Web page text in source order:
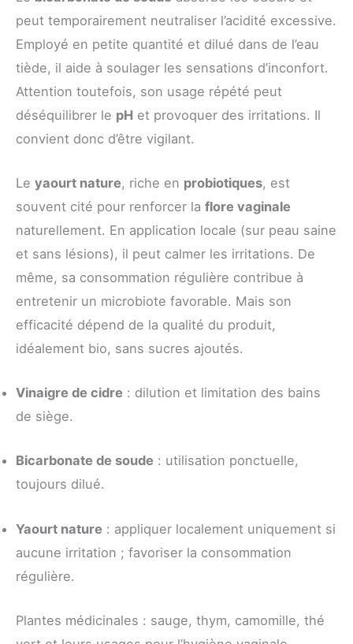
peut temporairement neutraliser l’acidité excessive.
Employé en petite quantité et dilué dans de l’eau
tiède, il aide à soulager les sensations d’inconfort.
Attention toutefois, son usage répété peut
déséquilibrer le pH et provoquer des irritations. Il
convient donc d’être vigilant.
Le yaourt nature, riche en probiotiques, est
souvent cité pour renforcer la flore vaginale
naturellement. En application locale (sur peau saine
et sans lésions), il peut calmer les irritations. De
même, sa consommation régulière contribue à
entretenir un microbiote favorable. Mais son
efficacité dépend de la qualité du produit,
idéalement bio, sans sucres ajoutés.
Vinaigre de cidre : dilution et limitation des bains
de siège.
Bicarbonate de soude : utilisation ponctuelle,
toujours dilué.
Yaourt nature : appliquer localement uniquement si
aucune irritation ; favoriser la consommation
régulière.
Plantes médicinales : sauge, thym, camomille, thé